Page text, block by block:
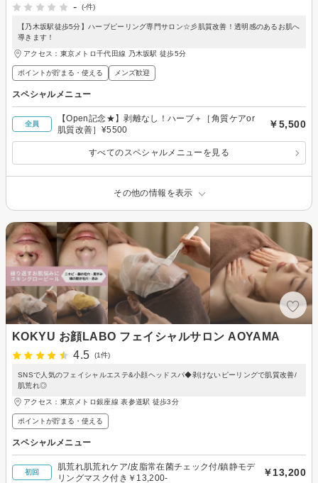
-
(-件)
【乃木坂駅徒歩5分】ハーブピーリング専門サロン☆彡肌質改善！透明感のあるお肌へ
導きます！
アクセス：東京メトロ千代田線 乃木坂駅 徒歩5分
ポイントが貯まる・使える メンズ歓迎
スペシャルメニュー
全員
【Open記念★】剥離なし！ハーブ＋［角質ケアor
肌質改善］¥5500
￥5,500
すべてのスペシャルメニューを見る
その他の情報を表示
KOKYU お顔LABO フェイシャルサロン AOYAMA
4.5
(1件)
SNSで人気のフェイシャルエステ&小顔ヘッドスパ◆剥けないピーリングで肌質改善/
肌荒れ◎
アクセス：東京メトロ銀座線 表参道駅 徒歩3分
ポイントが貯まる・使える
スペシャルメニュー
初回
肌荒れ肌荒れケア/皮脂常在菌チェック付/鎮静モデ
リングマスク付き￥13,200-
￥13,200